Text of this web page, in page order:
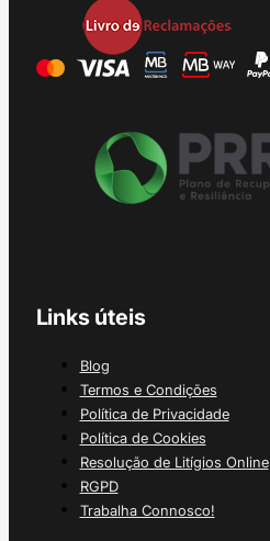
Links úteis
Blog
Termos e Condições
Política de Privacidade
Política de Cookies
Resolução de Litígios Online
RGPD
Trabalha Connosco!